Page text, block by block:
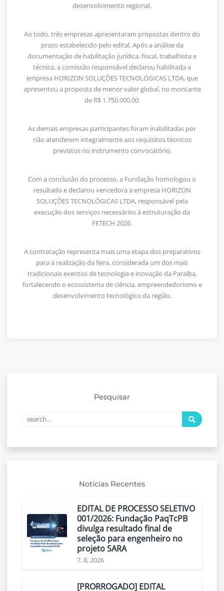
desenvolvimento regional.
Ao todo, três empresas apresentaram propostas dentro do
prazo estabelecido pelo edital. Após a análise da
documentação de habilitação jurídica, fiscal, trabalhista e
técnica, a comissão responsável declarou habilitada a
empresa HORIZON SOLUÇÕES TECNOLÓGICAS LTDA, que
apresentou a proposta de menor valor global, no montante
de R$ 1.750.000,00.
As demais empresas participantes foram inabilitadas por
não atenderem integralmente aos requisitos técnicos
previstos no instrumento convocatório.
Com a conclusão do processo, a Fundação homologou o
resultado e declarou vencedora a empresa HORIZON
SOLUÇÕES TECNOLÓGICAS LTDA, responsável pela
execução dos serviços necessários à estruturação da
FETECH 2026.
A contratação representa mais uma etapa dos preparativos
para a realização da feira, considerada um dos mais
tradicionais eventos de tecnologia e inovação da Paraíba,
fortalecendo o ecossistema de ciência, empreendedorismo e
desenvolvimento tecnológico da região.
Pesquisar
Notícias Recentes
EDITAL DE PROCESSO SELETIVO
001/2026: Fundação PaqTcPB
divulga resultado final de
seleção para engenheiro no
projeto SARA
7, 8, 2026
[PRORROGADO] EDITAL